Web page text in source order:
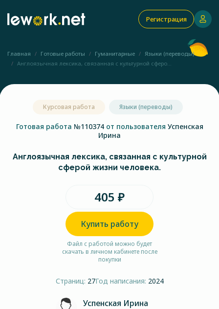
Регистрация
Главная Готовые работы Гуманитарные
Языки (переводы)
Англоязычная лексика, связанная с культурной сферо...
Курсовая работа Языки (переводы)
Готовая работа №110374 от пользователя Успенская
Ирина
Англоязычная лексика, связанная с культурной
сферой жизни человека.
405 ₽
Купить работу
Файл с работой можно будет
скачать в личном кабинете после
покупки
Страниц: 27Год написания: 2024
Успенская Ирина